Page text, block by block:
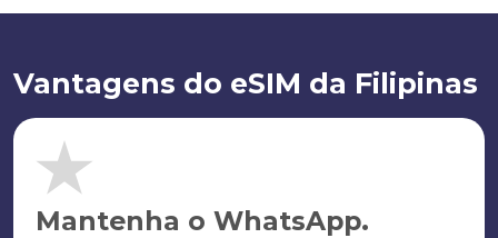
Vantagens do eSIM da Filipinas
Mantenha o WhatsApp.